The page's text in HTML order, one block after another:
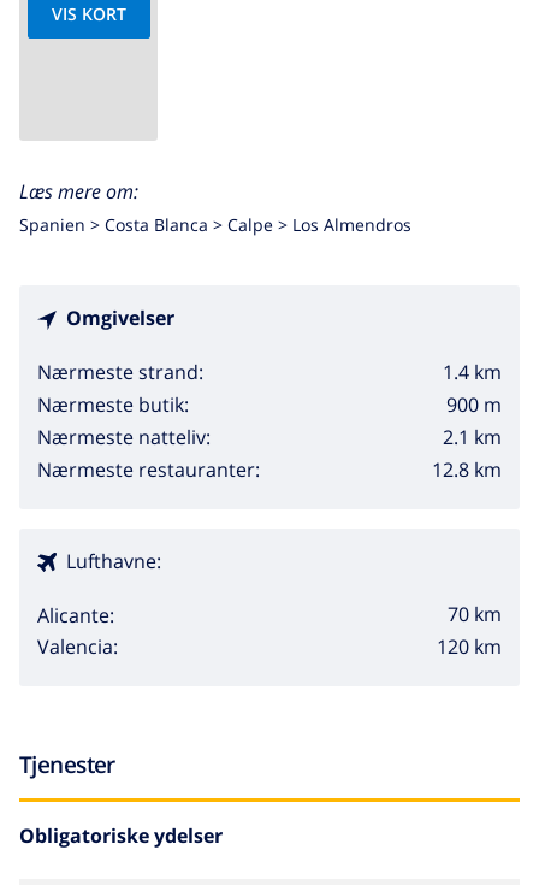
VIS KORT
Læs mere om:
Spanien > Costa Blanca > Calpe > Los Almendros
Omgivelser
Nærmeste strand:
1.4 km
Nærmeste butik:
900 m
Nærmeste natteliv:
2.1 km
Nærmeste restauranter:
12.8 km
Lufthavne:
Alicante:
70 km
Valencia:
120 km
Tjenester
Obligatoriske ydelser